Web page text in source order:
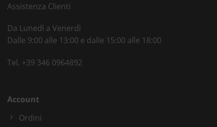
Assistenza Clienti
Da Lunedì a Venerdì
Dalle 9:00 alle 13:00 e dalle 15:00 alle 18:00
Tel. +39 346 0964892
Account
Ordini